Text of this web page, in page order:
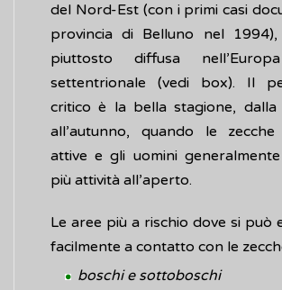
del Nord-Est (con i primi casi
provincia di Belluno nel
piuttosto diffusa
settentrionale (vedi box). Il
critico è la bella stagione, dalla
all’autunno, quando le
attive e gli uomini
più attività all’aperto.
Le aree più a rischio dove si può
facilmente a contatto con le
boschi e sottoboschi